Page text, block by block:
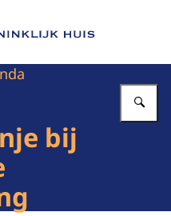
van Het Koninklijk Huis
bij